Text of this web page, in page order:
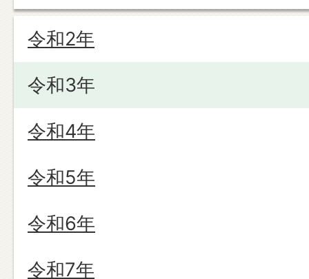
令和2年
令和3年
令和4年
令和5年
令和6年
令和7年